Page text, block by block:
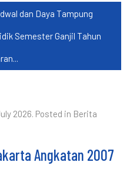
dan Daya Tampung
Semester Ganjil Tahun
2026. Posted in Berita
Angkatan 2007